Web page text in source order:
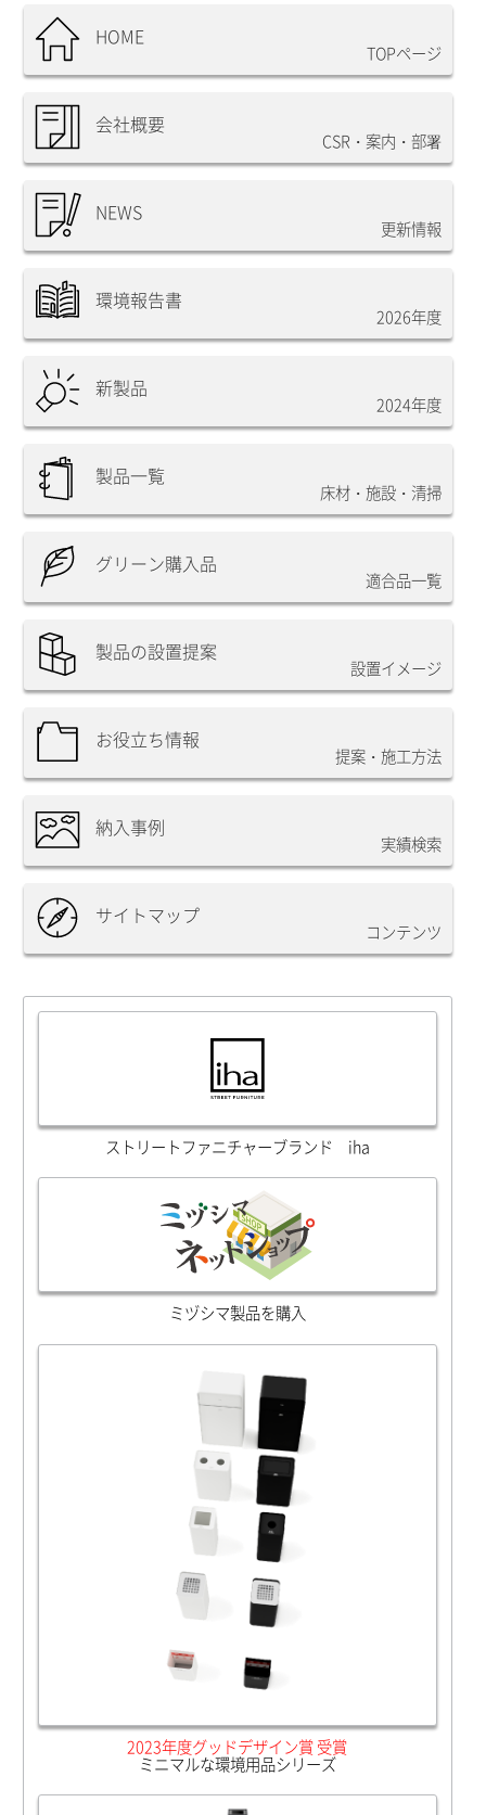
HOME
TOPページ
会社概要
CSR・案内・部署
NEWS
更新情報
環境報告書
2026年度
新製品
2024年度
製品一覧
床材・施設・清掃
グリーン購入品
適合品一覧
製品の設置提案
設置イメージ
お役立ち情報
提案・施工方法
納入事例
実績検索
サイトマップ
コンテンツ
ストリートファニチャーブランド iha
ミヅシマ製品を購入
2023年度グッドデザイン賞 受賞
ミニマルな環境用品シリーズ